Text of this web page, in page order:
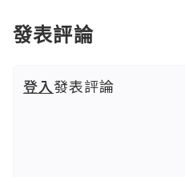
發表評論
登入發表評論